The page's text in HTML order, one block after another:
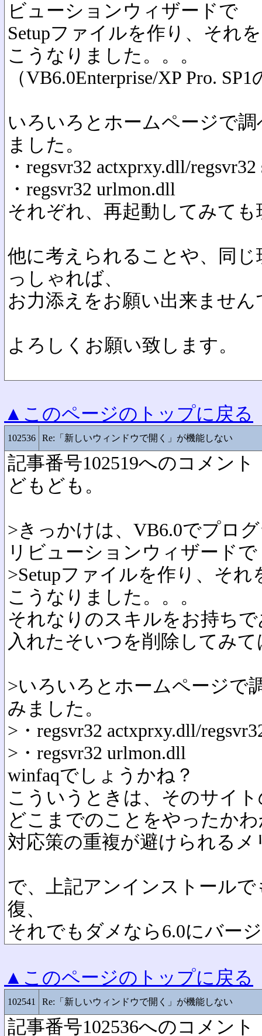
ビューションウィザードで
Setupファイルを作り、それ
こうなりました。。。
（VB6.0Enterprise/XP Pro.
いろいろとホームページで
ました。
・regsvr32 actxprxy.dll/
・regsvr32 urlmon.dll
それぞれ、再起動してみて
他に考えられることや、同
っしゃれば、
お力添えをお願い出来ませ
よろしくお願い致します。
▲このページのトップに戻る
102536 Re:「新しいウィンドウで開く」が機能しない
記事番号102519へのコメント
どもども。
>きっかけは、VB6.0でプロ
リビューションウィザードで
>Setupファイルを作り、そ
こうなりました。。。
それなりのスキルをお持ち
入れたそいつを削除してみ
>いろいろとホームページで
みました。
>・regsvr32 actxprxy.dll/
>・regsvr32 urlmon.dll
winfaqでしょうかね？
こういうときは、そのサイ
どこまでのことをやったか
対応策の重複が避けられる
で、上記アンインストール
復、
それでもダメなら6.0にバー
▲このページのトップに戻る
102541 Re:「新しいウィンドウで開く」が機能しない
記事番号102536へのコメント